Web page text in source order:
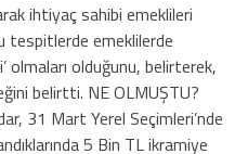
ihtiyaç sahibi emeklileri
tespitlerde emeklilerde
olmaları olduğunu, belirterek,
belirtti. NE OLMUŞTU?
31 Mart Yerel Seçimleri’nde
5 Bin TL ikramiye